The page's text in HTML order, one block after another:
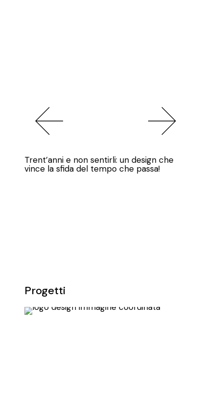
Trent’anni e non sentirli: un design che
vince la sfida del tempo che passa!
Progetti